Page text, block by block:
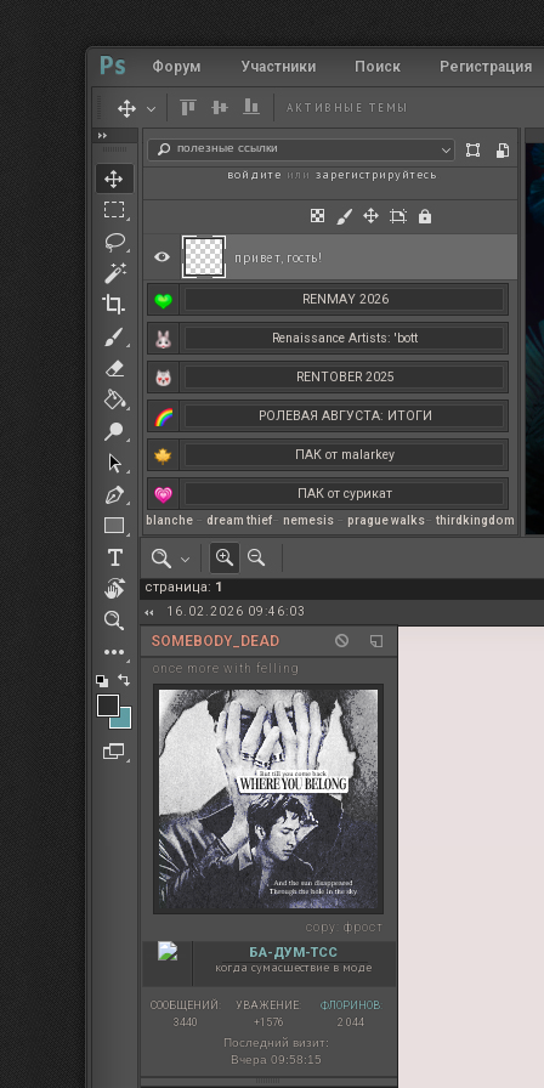
RENMAY 2026
Renaissance Artists: 'bott
RENTOBER 2025
РОЛЕВАЯ АВГУСТА: ИТОГИ
ПАК от malarkey
ПАК от сурикат
РЕНМАЙ
полезные ссылки
blanche – dream thief– nemesis – prague walks– thirdkingdom
Форум Участники Поиск Регистрация
АКТИВНЫЕ ТЕМЫ
привет, гость!
войдите или зарегистрируйтесь
страница: 1
16.02.2026 09:46:03
SOMEBODY_DEAD
once more with felling
copy: фрост
БА-ДУМ-ТСС
когда сумасшествие в моде
СООБЩЕНИЙ:
3440
УВАЖЕНИЕ:
+1576
ФЛОРИНОВ:
2 044
Последний визит:
Вчера 09:58:15